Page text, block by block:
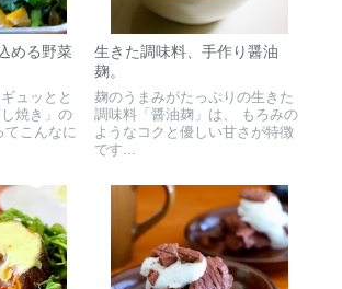
める野菜
ュッとと
焼き」の
こんなに
生きた調味料、手作り醤油
麹。
麹のうまみがたっぷりの生きた
調味料「醤油麹」は、 もろみの
ようなコクと優しい甘さが特徴
です...